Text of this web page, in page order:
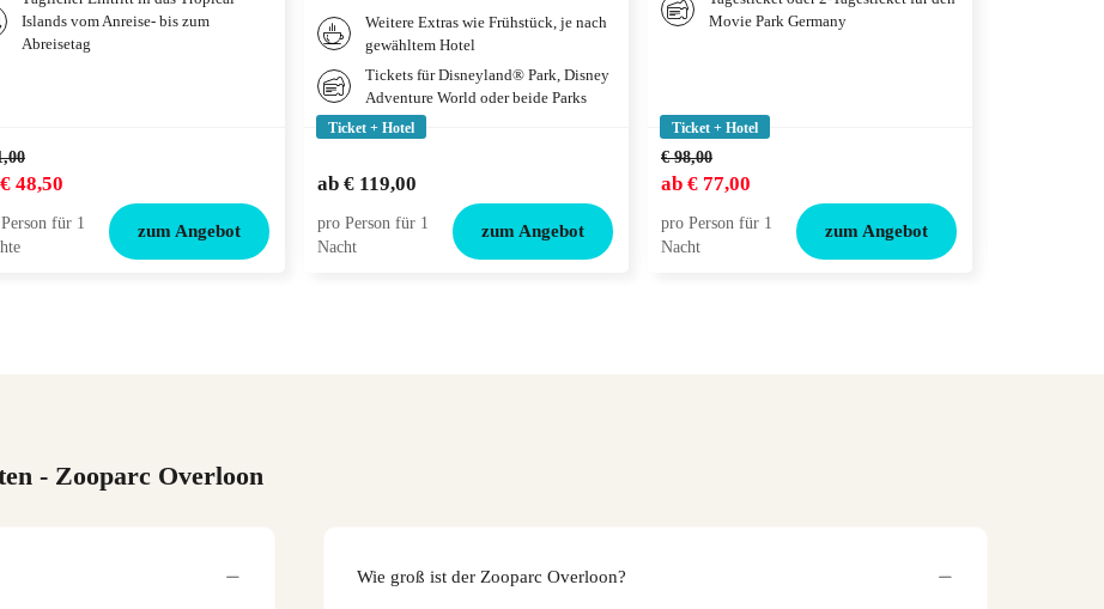
Islands vom Anreise- bis zum
Abreisetag
€ 48,50
für 1
zum Angebot
Weitere Extras wie Frühstück, je nach
gewähltem Hotel
Tickets für Disneyland® Park, Disney
Adventure World oder beide Parks
Ticket + Hotel
ab € 119,00
pro Person für 1
Nacht
zum Angebot
Movie Park Germany
Ticket + Hotel
€ 98,00
ab € 77,00
pro Person für 1
Nacht
zum Angebot
- Zooparc Overloon
Wie groß ist der Zooparc Overloon?